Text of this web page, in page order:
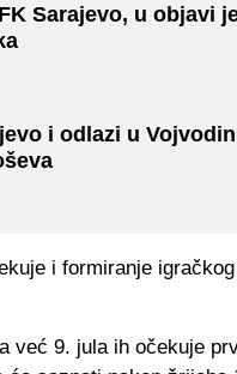
Sarajevo, u objavi
i odlazi u
i formiranje
već 9. jula ih očekuje